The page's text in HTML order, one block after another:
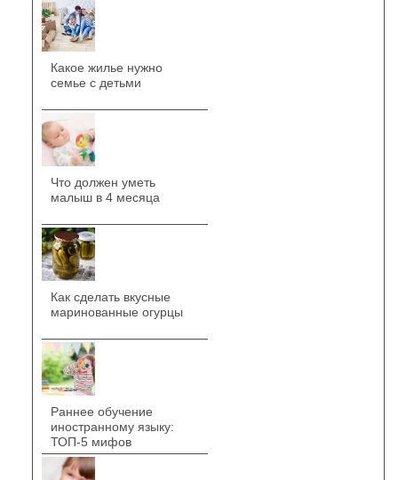
Какое жилье нужно
семье с детьми
Что должен уметь
малыш в 4 месяца
Как сделать вкусные
маринованные огурцы
Раннее обучение
иностранному языку:
ТОП-5 мифов